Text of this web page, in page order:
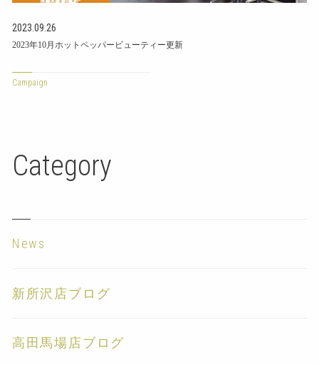
2023.09.26
2023年10月ホットペッパービューティー更新
Campaign
Category
News
新所沢店ブログ
高田馬場店ブログ